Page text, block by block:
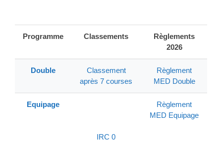
Programme Classements
Règlements
2026
Double
Classement
après 7 courses
Règlement
MED Double
Equipage
IRC 0
Règlement
MED Equipage